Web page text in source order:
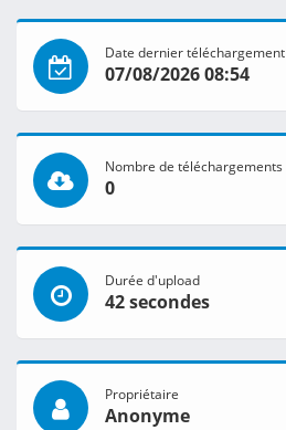
Date dernier téléchargement
07/08/2026 08:54
Nombre de téléchargements
0
Durée d'upload
42 secondes
Propriétaire
Anonyme